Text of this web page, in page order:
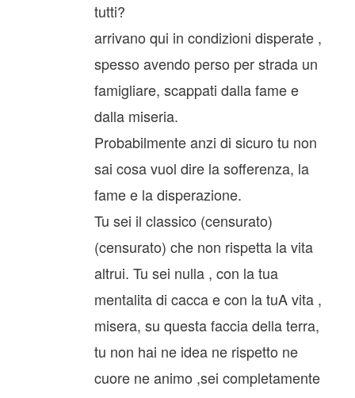
tutti?
arrivano qui in condizioni disperate ,
spesso avendo perso per strada un
famigliare, scappati dalla fame e
dalla miseria.
Probabilmente anzi di sicuro tu non
sai cosa vuol dire la sofferenza, la
fame e la disperazione.
Tu sei il classico (censurato)
(censurato) che non rispetta la vita
altrui. Tu sei nulla , con la tua
mentalita di cacca e con la tuA vita ,
misera, su questa faccia della terra,
tu non hai ne idea ne rispetto ne
cuore ne animo ,sei completamente